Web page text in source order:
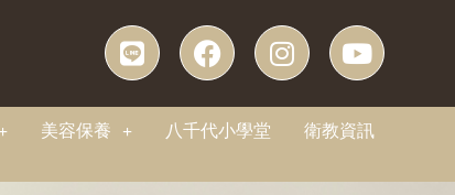
美容保養 八千代小學堂
衛教資訊